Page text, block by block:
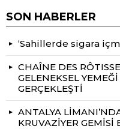
SON HABERLER
‘Sahillerde sigara
CHAÎNE DES
GELENEKSEL
GERÇEKLEŞTİ
ANTALYA
KRUVAZİYER GEMİSİ